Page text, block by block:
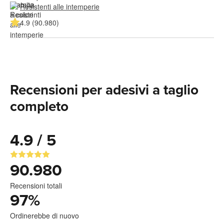
Resistenti alle intemperie
4.9 (90.980)
Recensioni per adesivi a taglio
completo
4.9 / 5
90.980
Recensioni totali
97%
Ordinerebbe di nuovo